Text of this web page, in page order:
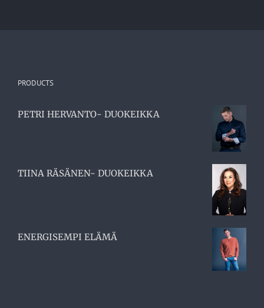
PRODUCTS
PETRI HERVANTO- DUOKEIKKA
TIINA RÄSÄNEN- DUOKEIKKA
ENERGISEMPI ELÄMÄ